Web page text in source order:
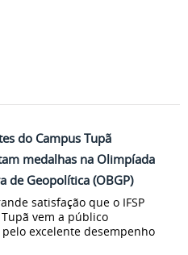
do Campus Tupã
medalhas na Olimpíada
de Geopolítica (OBGP)
satisfação que o IFSP
vem a público
excelente desempenho